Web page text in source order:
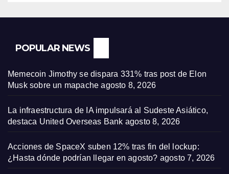
POPULAR NEWS
Memecoin Jimothy se dispara 331% tras post de Elon
Musk sobre un mapache agosto 8, 2026
La infraestructura de IA impulsará al Sudeste Asiático,
destaca United Overseas Bank agosto 8, 2026
Acciones de SpaceX suben 12% tras fin del lockup:
¿Hasta dónde podrían llegar en agosto? agosto 7, 2026